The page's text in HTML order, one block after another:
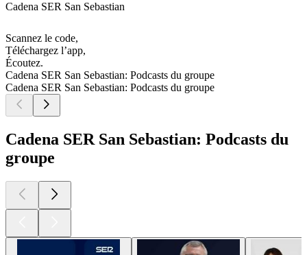
Cadena SER San Sebastian
Scannez le code,
Téléchargez l’app,
Écoutez.
Cadena SER San Sebastian: Podcasts du groupe
Cadena SER San Sebastian: Podcasts du groupe
Cadena SER San Sebastian: Podcasts du
groupe